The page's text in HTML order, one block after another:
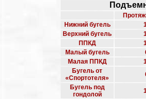
Нижний бугель
Верхний бугель
ППКД
Малый бугель
Малая ППКД
Бугель от
«Спортотеля»
Бугель под
гондолой